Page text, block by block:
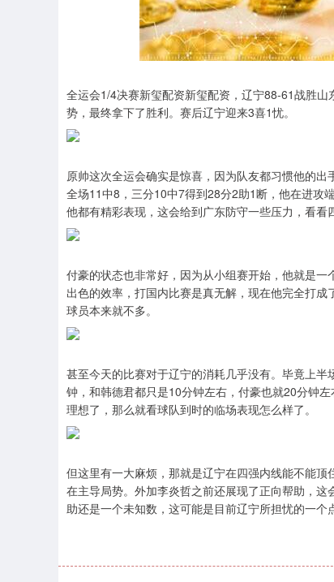
全运会1/4决赛新玺配资新玺配资，辽宁88-61战胜
势，最终拿下了胜利。赛后辽宁迎来3喜1忧。
原帅这次全运会确实是惊喜，因为队友都习惯他的出
全场11中8，三分10中7得到28分2助1断，他在进攻
他都有精彩表现，这会给到广东防守一些压力，看看
付豪的状态也非常好，因为从小组赛开始，他就是
出色的效率，打国内比赛是真无解，现在他完全打
球员本来就不多。
甚至今天的比赛对于辽宁的消耗几乎没有。毕竟上
钟，和韩德君都只是10分钟左右，付豪也就20分钟
理想了，那么就看球队到时的临场表现怎么样了。
但这里有一大麻烦，那就是辽宁在四强内线能不能
在主导局势。外加李炎哲之前还展现了正向帮助，
助还是一个未知数，这可能是目前辽宁所担忧的一个
深证成指 14311.01 200.89